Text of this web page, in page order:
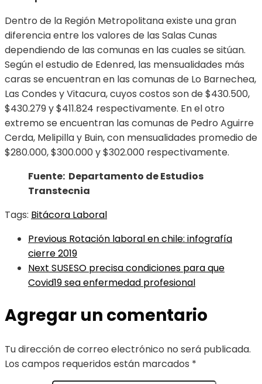
Dentro de la Región Metropolitana existe una gran
diferencia entre los valores de las Salas Cunas
dependiendo de las comunas en las cuales se sitúan.
Según el estudio de Edenred, las mensualidades más
caras se encuentran en las comunas de Lo Barnechea,
Las Condes y Vitacura, cuyos costos son de $430.500,
$430.279 y $411.824 respectivamente. En el otro
extremo se encuentran las comunas de Pedro Aguirre
Cerda, Melipilla y Buin, con mensualidades promedio de
$280.000, $300.000 y $302.000 respectivamente.
Fuente: Departamento de Estudios
Transtecnia
Tags: Bitácora Laboral
Previous Rotación laboral en chile: infografía
cierre 2019
Next SUSESO precisa condiciones para que
Covid19 sea enfermedad profesional
Agregar un comentario
Tu dirección de correo electrónico no será publicada.
Los campos requeridos están marcados *